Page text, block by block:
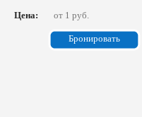
Цена: от 1 руб.
Бронировать